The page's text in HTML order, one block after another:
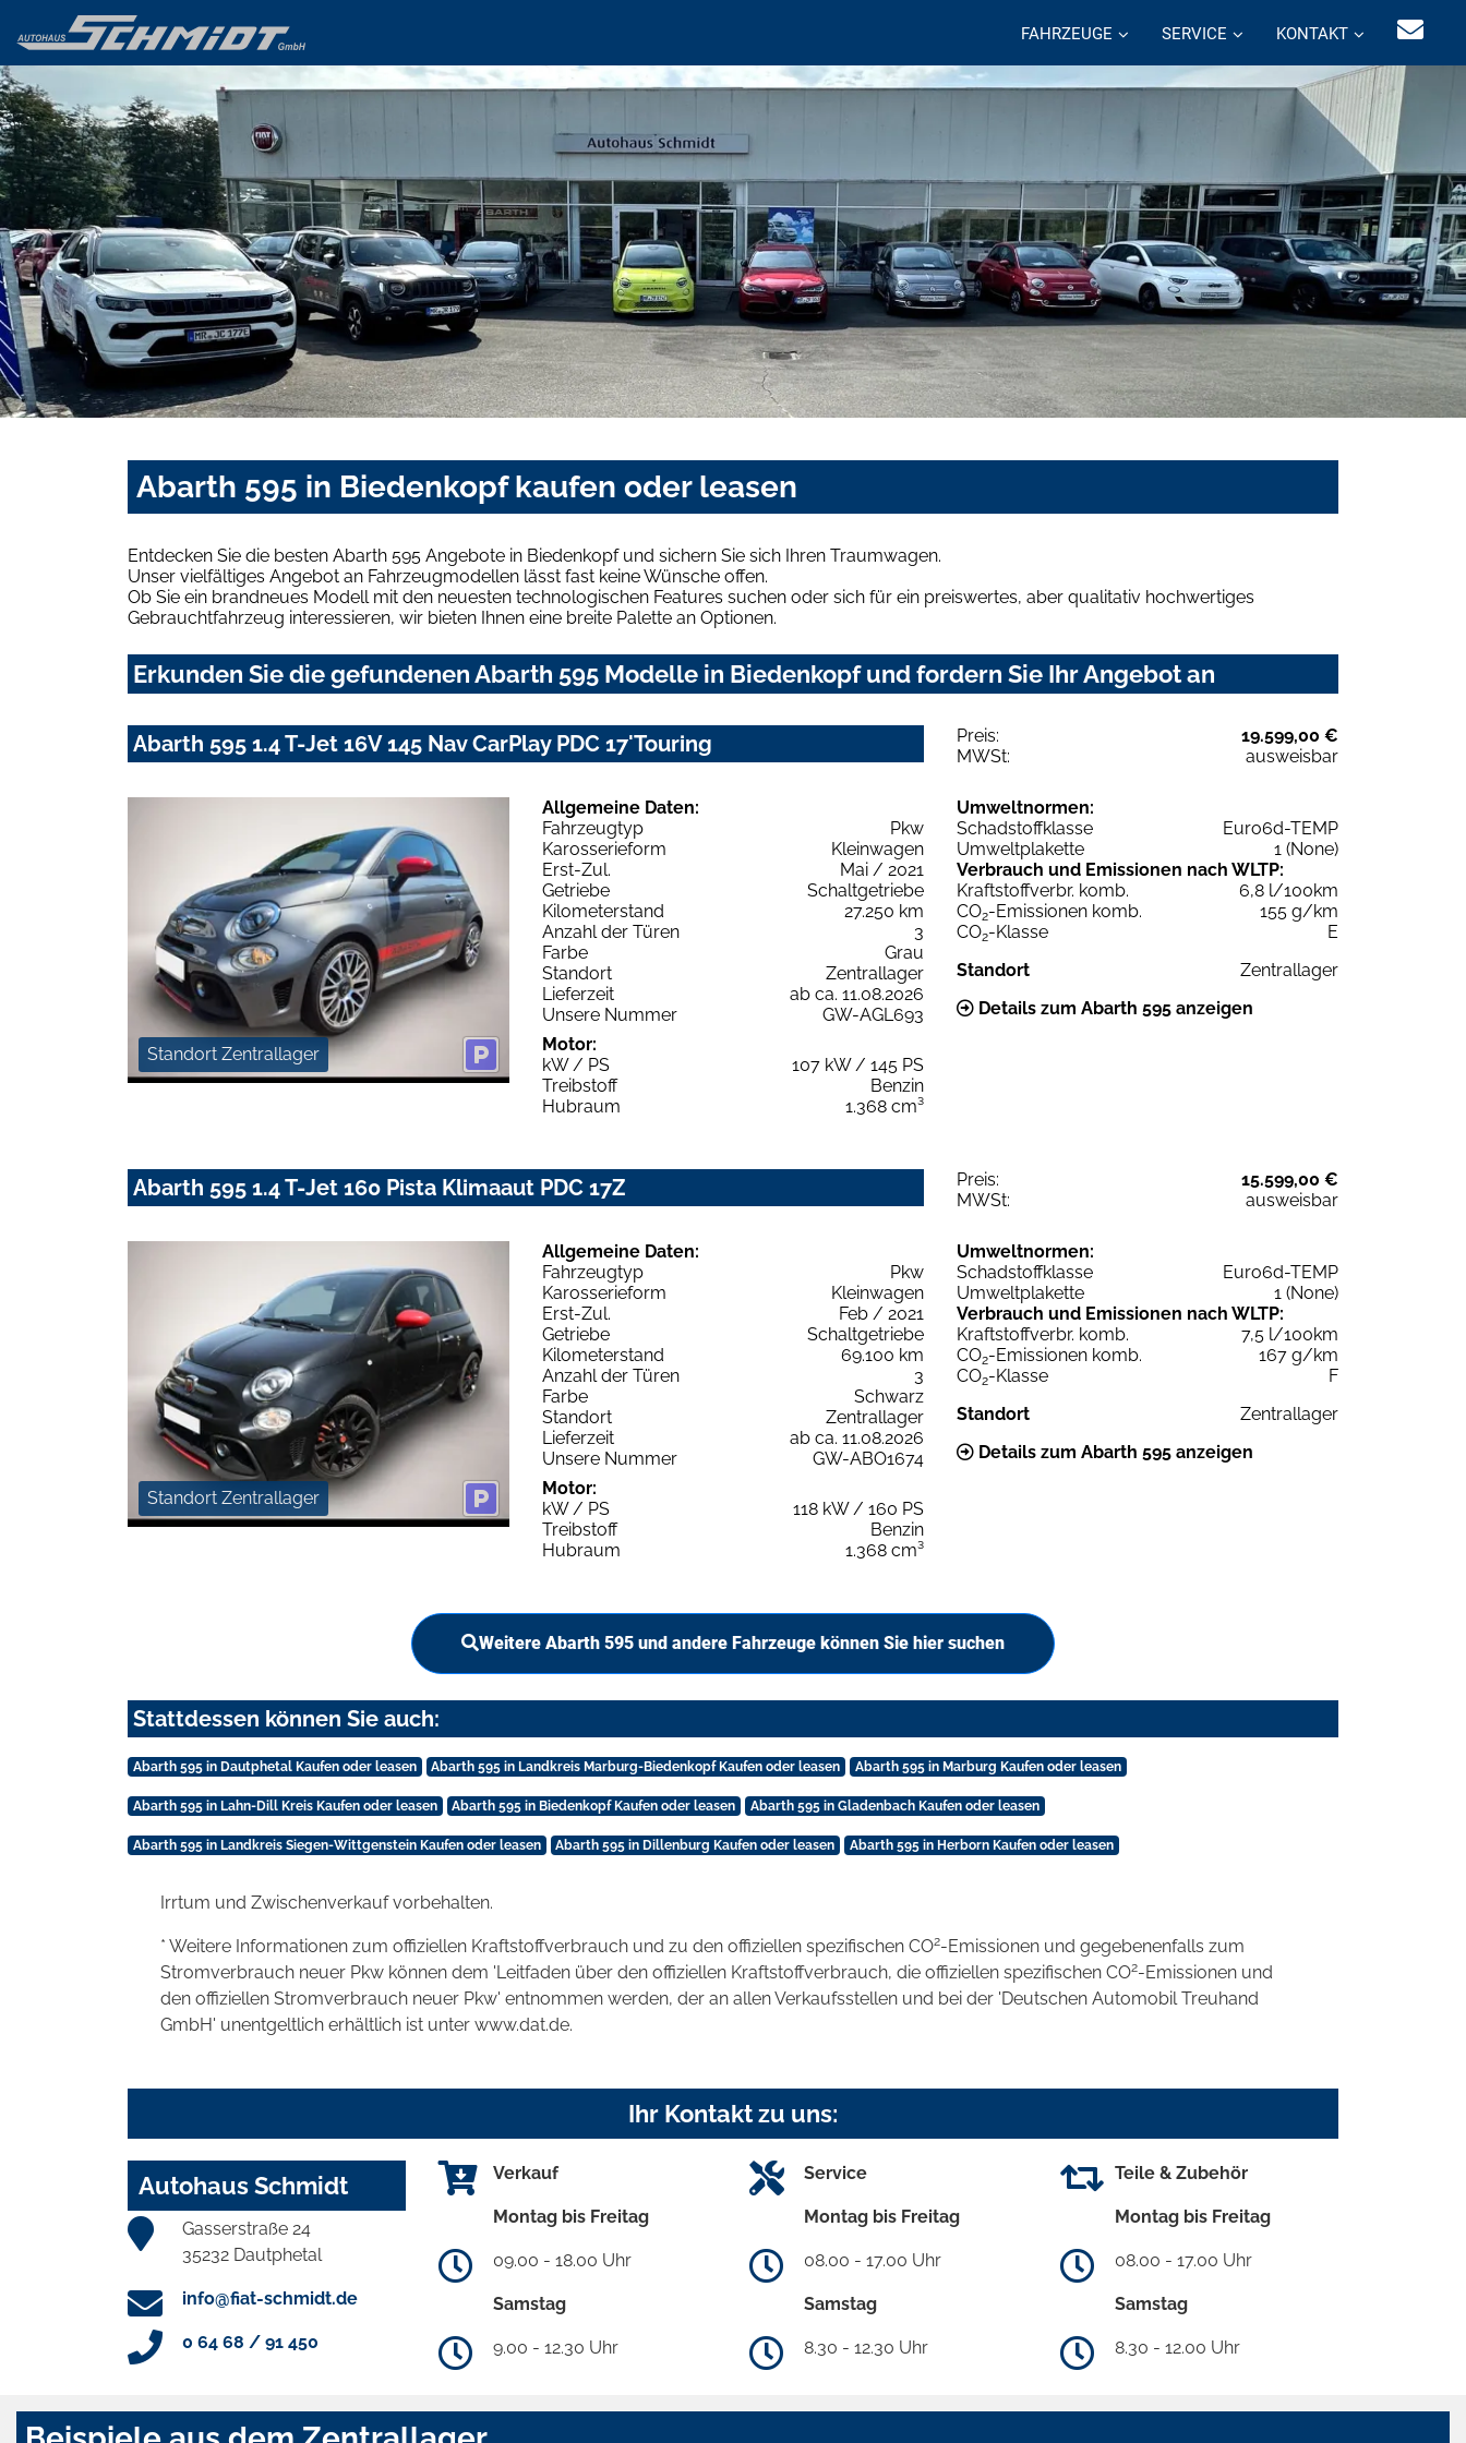
FAHRZEUGE SERVICE KONTAKT
Abarth 595 in Biedenkopf kaufen oder leasen
Entdecken Sie die besten Abarth 595 Angebote in Biedenkopf und sichern Sie sich Ihren Traumwagen.
Unser vielfältiges Angebot an Fahrzeugmodellen lässt fast keine Wünsche offen.
Ob Sie ein brandneues Modell mit den neuesten technologischen Features suchen oder sich für ein preiswertes, aber qualitativ hochwertiges
Gebrauchtfahrzeug interessieren, wir bieten Ihnen eine breite Palette an Optionen.
Erkunden Sie die gefundenen Abarth 595 Modelle in Biedenkopf und fordern Sie Ihr Angebot an
Abarth 595 1.4 T-Jet 16V 145 Nav CarPlay PDC 17'Touring Preis:
19.599,00 €
MWSt:
ausweisbar
Standort Zentrallager
Allgemeine Daten:
Fahrzeugtyp
Pkw
Karosserieform
Kleinwagen
Erst-Zul.
Mai / 2021
Getriebe
Schaltgetriebe
Kilometerstand
27.250 km
Anzahl der Türen
3
Farbe
Grau
Standort
Zentrallager
Lieferzeit
ab ca. 11.08.2026
Unsere Nummer
GW-AGL693
Motor:
kW / PS
107 kW / 145 PS
Treibstoff
Benzin
Hubraum
1.368 cm³
Umweltnormen:
Schadstoffklasse
Euro6d-TEMP
Umweltplakette
1 (None)
Verbrauch und Emissionen nach WLTP:
Kraftstoffverbr. komb.
6,8 l/100km
CO2-Emissionen komb.
155 g/km
CO2-Klasse
E
Standort
Zentrallager
Details zum Abarth 595 anzeigen
Abarth 595 1.4 T-Jet 160 Pista Klimaaut PDC 17Z Preis:
15.599,00 €
MWSt:
ausweisbar
Standort Zentrallager
Allgemeine Daten:
Fahrzeugtyp
Pkw
Karosserieform
Kleinwagen
Erst-Zul.
Feb / 2021
Getriebe
Schaltgetriebe
Kilometerstand
69.100 km
Anzahl der Türen
3
Farbe
Schwarz
Standort
Zentrallager
Lieferzeit
ab ca. 11.08.2026
Unsere Nummer
GW-ABO1674
Motor:
kW / PS
118 kW / 160 PS
Treibstoff
Benzin
Hubraum
1.368 cm³
Umweltnormen:
Schadstoffklasse
Euro6d-TEMP
Umweltplakette
1 (None)
Verbrauch und Emissionen nach WLTP:
Kraftstoffverbr. komb.
7,5 l/100km
CO2-Emissionen komb.
167 g/km
CO2-Klasse
F
Standort
Zentrallager
Details zum Abarth 595 anzeigen
Weitere Abarth 595 und andere Fahrzeuge können Sie hier suchen
Stattdessen können Sie auch:
Abarth 595 in Dautphetal Kaufen oder leasen Abarth 595 in Landkreis Marburg-Biedenkopf Kaufen oder leasen Abarth 595 in Marburg Kaufen oder leasen
Abarth 595 in Lahn-Dill Kreis Kaufen oder leasen Abarth 595 in Biedenkopf Kaufen oder leasen Abarth 595 in Gladenbach Kaufen oder leasen
Abarth 595 in Landkreis Siegen-Wittgenstein Kaufen oder leasen Abarth 595 in Dillenburg Kaufen oder leasen Abarth 595 in Herborn Kaufen oder leasen
Irrtum und Zwischenverkauf vorbehalten.
* Weitere Informationen zum offiziellen Kraftstoffverbrauch und zu den offiziellen spezifischen CO2-Emissionen und gegebenenfalls zum
Stromverbrauch neuer Pkw können dem 'Leitfaden über den offiziellen Kraftstoffverbrauch, die offiziellen spezifischen CO2-Emissionen und
den offiziellen Stromverbrauch neuer Pkw' entnommen werden, der an allen Verkaufsstellen und bei der 'Deutschen Automobil Treuhand
GmbH' unentgeltlich erhältlich ist unter www.dat.de.
Ihr Kontakt zu uns:
Autohaus Schmidt
Gasserstraße 24
35232 Dautphetal
info@fiat-schmidt.de
0 64 68 / 91 450
Verkauf
Montag bis Freitag
09.00 - 18.00 Uhr
Samstag
9.00 - 12.30 Uhr
Service
Montag bis Freitag
08.00 - 17.00 Uhr
Samstag
8.30 - 12.30 Uhr
Teile & Zubehör
Montag bis Freitag
08.00 - 17.00 Uhr
Samstag
8.30 - 12.00 Uhr